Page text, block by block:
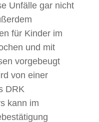
Unfälle gar nicht
für Kinder im
und mit
vorgebeugt
von einer
DRK
kann im